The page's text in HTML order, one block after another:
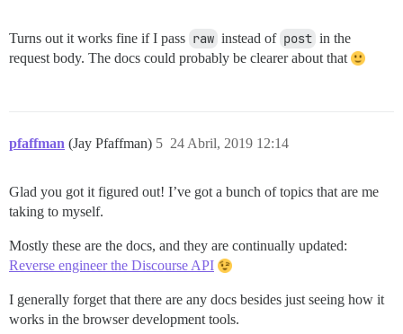
Turns out it works fine if I pass raw instead of post in the
request body. The docs could probably be clearer about that
pfaffman (Jay Pfaffman) 24 Abril, 2019 12:14
5
Glad you got it figured out! I’ve got a bunch of topics that are me
taking to myself.
Mostly these are the docs, and they are continually updated:
Reverse engineer the Discourse API
I generally forget that there are any docs besides just seeing how it
works in the browser development tools.